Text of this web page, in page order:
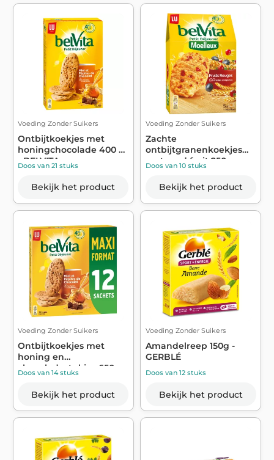
Voeding Zonder Suikers
Ontbijtkoekjes met
honingchocolade 400 g
- BELVITA
Doos van 21 stuks
Bekijk het product
Voeding Zonder Suikers
Zachte
ontbijtgranenkoekjes
met rood fruit 250g -
BEL...
Doos van 10 stuks
Bekijk het product
Voeding Zonder Suikers
Ontbijtkoekjes met
honing en
chocoladestukjes 650 g
-...
Doos van 14 stuks
Bekijk het product
Voeding Zonder Suikers
Amandelreep 150g -
GERBLÉ
Doos van 12 stuks
Bekijk het product